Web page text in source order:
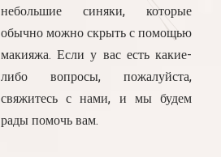
небольшие синяки, которые
обычно можно скрыть с помощью
макияжа. Если у вас есть какие-
либо вопросы, пожалуйста,
свяжитесь с нами, и мы будем
рады помочь вам.